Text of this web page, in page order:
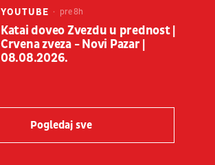
YOUTUBE pre 8h
Katai doveo Zvezdu u prednost |
Crvena zveza - Novi Pazar |
08.08.2026.
Pogledaj sve